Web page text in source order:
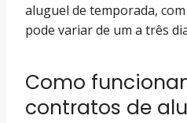
aluguel de temporada,
pode variar de um a três
Como
contratos de